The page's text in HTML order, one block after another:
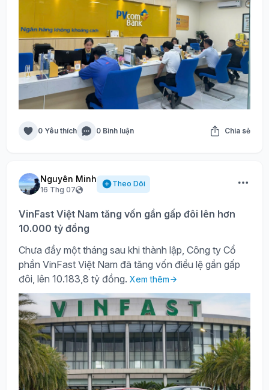
0 Yêu thích 0 Bình luận Chia sẻ
Nguyên Minh
16 Thg 07
Theo Dõi
VinFast Việt Nam tăng vốn gần gấp đôi lên hơn
10.000 tỷ đồng
Chưa đầy một tháng sau khi thành lập, Công ty Cổ
phần VinFast Việt Nam đã tăng vốn điều lệ gần gấp
đôi, lên 10.183,8 tỷ đồng. Xem thêm